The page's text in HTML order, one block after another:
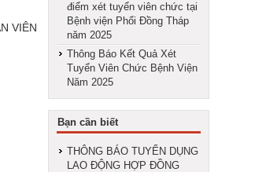
VIÊN
điểm xét tuyển viên chức tại
Bệnh viện Phổi Đồng Tháp
năm 2025
Thông Báo Kết Quả Xét
Tuyển Viên Chức Bệnh Viện
Năm 2025
Bạn cần biết
THÔNG BÁO TUYỂN DỤNG
LAO ĐỘNG HỢP ĐỒNG